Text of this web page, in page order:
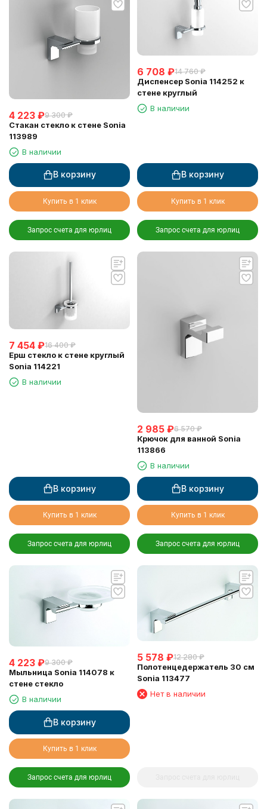
4 223 ₽9 300 ₽
Стакан стекло к стене Sonia
113989
В наличии
В корзину
Купить в 1 клик
Запрос счета для юрлиц
6 708 ₽14 760 ₽
Диспенсер Sonia 114252 к
стене круглый
В наличии
В корзину
Купить в 1 клик
Запрос счета для юрлиц
7 454 ₽16 400 ₽
Ерш стекло к стене круглый
Sonia 114221
В наличии
В корзину
Купить в 1 клик
Запрос счета для юрлиц
2 985 ₽6 570 ₽
Крючок для ванной Sonia
113866
В наличии
В корзину
Купить в 1 клик
Запрос счета для юрлиц
4 223 ₽9 300 ₽
Мыльница Sonia 114078 к
стене стекло
В наличии
В корзину
Купить в 1 клик
Запрос счета для юрлиц
5 578 ₽12 280 ₽
Полотенцедержатель 30 см
Sonia 113477
Нет в наличии